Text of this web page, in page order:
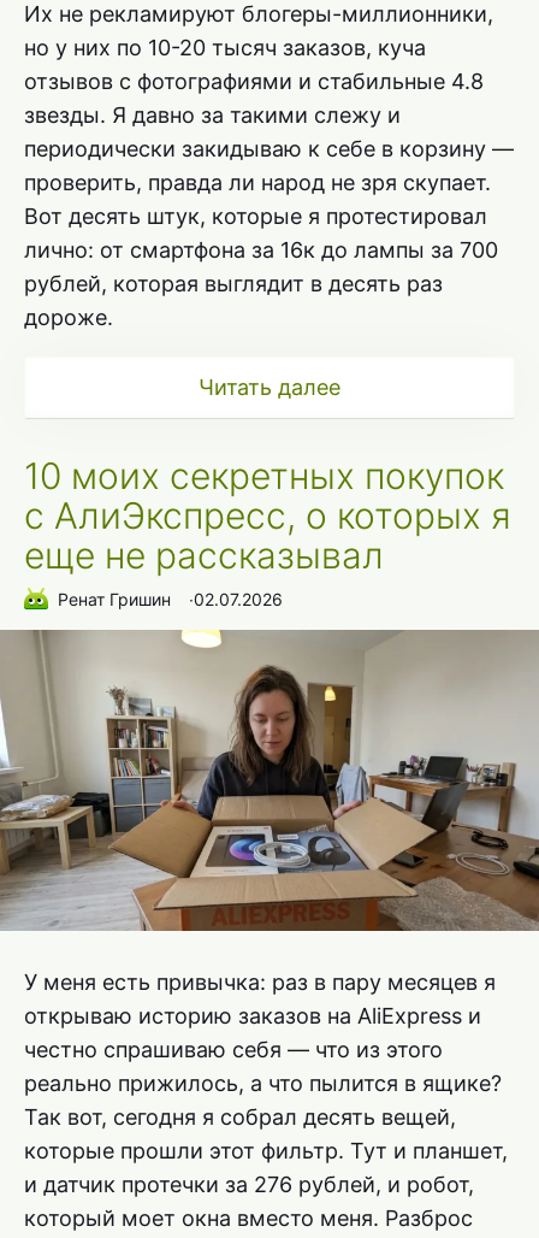
Их не рекламируют блогеры-миллионники,
но у них по 10-20 тысяч заказов, куча
отзывов с фотографиями и стабильные 4.8
звезды. Я давно за такими слежу и
периодически закидываю к себе в корзину —
проверить, правда ли народ не зря скупает.
Вот десять штук, которые я протестировал
лично: от смартфона за 16к до лампы за 700
рублей, которая выглядит в десять раз
дороже.
Читать далее
10 моих секретных покупок
с АлиЭкспресс, о которых я
еще не рассказывал
Ренат Гришин ∙02.07.2026
У меня есть привычка: раз в пару месяцев я
открываю историю заказов на AliExpress и
честно спрашиваю себя — что из этого
реально прижилось, а что пылится в ящике?
Так вот, сегодня я собрал десять вещей,
которые прошли этот фильтр. Тут и планшет,
и датчик протечки за 276 рублей, и робот,
который моет окна вместо меня. Разброс